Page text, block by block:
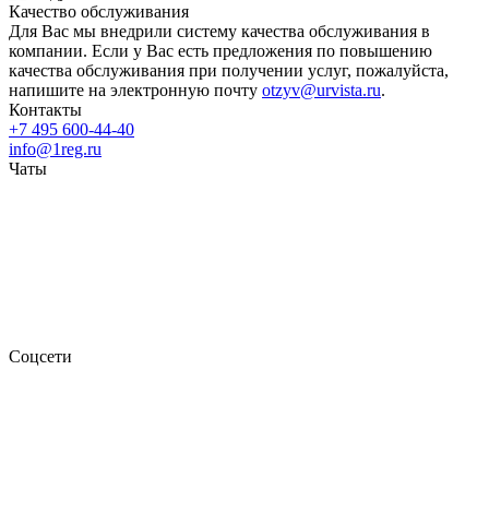
Качество обслуживания
Для Вас мы внедрили систему качества обслуживания в
компании. Если у Вас есть предложения по повышению
качества обслуживания при получении услуг, пожалуйста,
напишите на электронную почту otzyv@urvista.ru.
Контакты
+7 495 600-44-40
info@1reg.ru
Чаты
Соцсети